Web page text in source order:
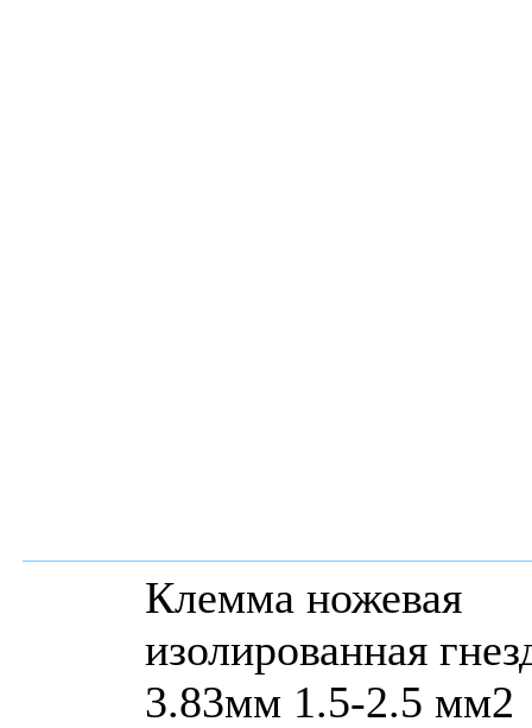
Клемма ножевая
изолированная
3.83мм 1.5-2.5 мм2